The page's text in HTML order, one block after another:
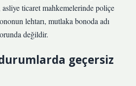
ticaret mahkemelerinde poliçe
lehtarı, mutlaka bonoda adı
değildir.
geçersiz